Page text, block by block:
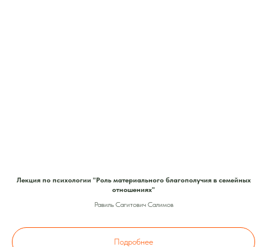
Лекция по психологии "Роль материального благополучия в семейных
отношениях"
Равиль Сагитович Салимов
Подробнее